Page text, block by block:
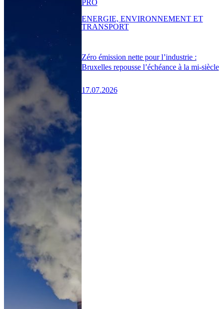
Zéro émission nette pour l’industrie :
Bruxelles repousse l’échéance à la mi-siècle
17.07.2026
PRO
ENERGIE, ENVIRONNEMENT ET
TRANSPORT